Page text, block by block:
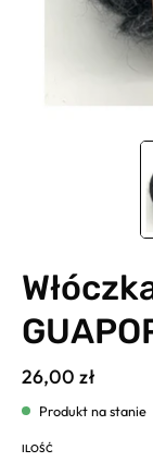
26,00 zł
Produkt na stanie
ILOŚĆ